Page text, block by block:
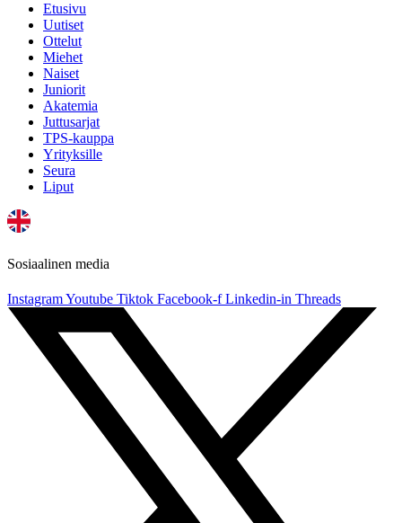
Etusivu
Uutiset
Ottelut
Miehet
Naiset
Juniorit
Akatemia
Juttusarjat
TPS-kauppa
Yrityksille
Seura
Liput
Sosiaalinen media
InstagramYoutube Tiktok Facebook-f Linkedin-in Threads